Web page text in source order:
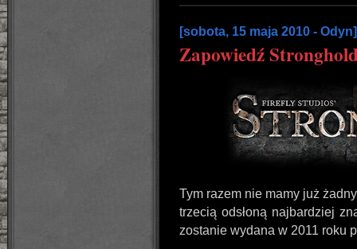
[sobota, 15 maja 2010 - Odyn]
Zapowiedź
Tym razem nie mamy już
trzecią odsłoną najbardziej
zostanie wydana w 2011 roku